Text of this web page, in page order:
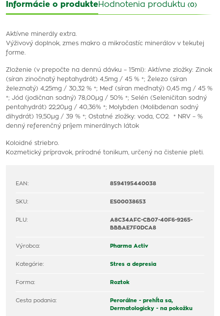
Informácie o produkteHodnotenia produktu (0)
Aktívne minerály extra.
Výživový doplnok, zmes makro a mikročastíc minerálov v tekutej
forme.
Zloženie (v prepočte na dennú dávku – 15ml): Aktívne zložky: Zinok
(síran zinočnatý heptahydrát) 4,5mg / 45 % *; Železo (síran
železnatý) 4,25mg / 30,32 % *; Meď (síran meďnatý) 0,45 mg / 45 %
*; Jód (jodičnan sodný) 78,00µg / 50% *; Selén (Seleničitan sodný
pentahydrát) 22,20µg / 40,36% *; Molybden (Molibdenan sodný
dihydrát) 19,50µg / 39 % *; Ostatné zložky: voda, CO2. * NRV – %
denný referenčný príjem minerálnych látok
Koloidné striebro.
Kozmetický prípravok, prírodné tonikum, určený na čistenie pleti.
EAN: 8594195440038
SKU: ES00038653
PLU:
A8C34AFC-CB07-40F6-9265-
BBBAE7F0DCA8
Výrobca: Pharma Activ
Kategórie: Stres a depresia
Forma: Roztok
Cesta podania:
Perorálne - prehĺta sa,
Dermatologicky - na pokožku